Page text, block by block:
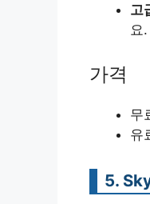
고
요.
가격
무
유
5.